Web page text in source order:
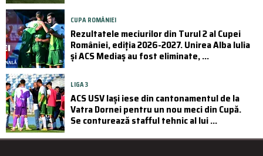
CUPA ROMÂNIEI
Rezultatele meciurilor din Turul 2 al Cupei
României, ediția 2026-2027. Unirea Alba Iulia
și ACS Mediaș au fost eliminate, ...
LIGA 3
ACS USV Iași iese din cantonamentul de la
Vatra Dornei pentru un nou meci din Cupă.
Se conturează stafful tehnic al lui ...